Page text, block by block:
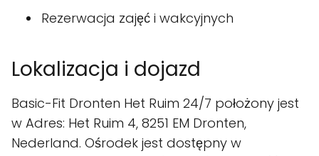
Rezerwacja zajęć i wakcyjnych
Lokalizacja i dojazd
Basic-Fit Dronten Het Ruim 24/7 położony jest
w Adres: Het Ruim 4, 8251 EM Dronten,
Nederland. Ośrodek jest dostępny w